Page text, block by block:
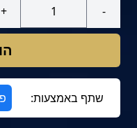
-
+
שתף באמצעות: